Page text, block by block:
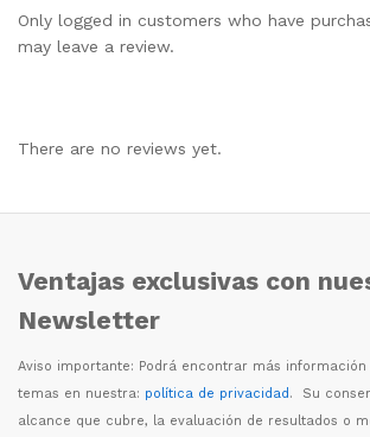
Only logged in customers who have
may leave a review.
There are no reviews yet.
Ventajas exclusivas con
Newsletter
Aviso importante: Podrá encontrar más información
temas en nuestra: política de privacidad. Su
alcance que cubre, la evaluación de resultados o